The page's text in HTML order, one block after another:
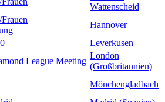
Wattenscheid
Hannover
Leverkusen
League Meeting
London
(Großbritannien)
Mönchengladbach